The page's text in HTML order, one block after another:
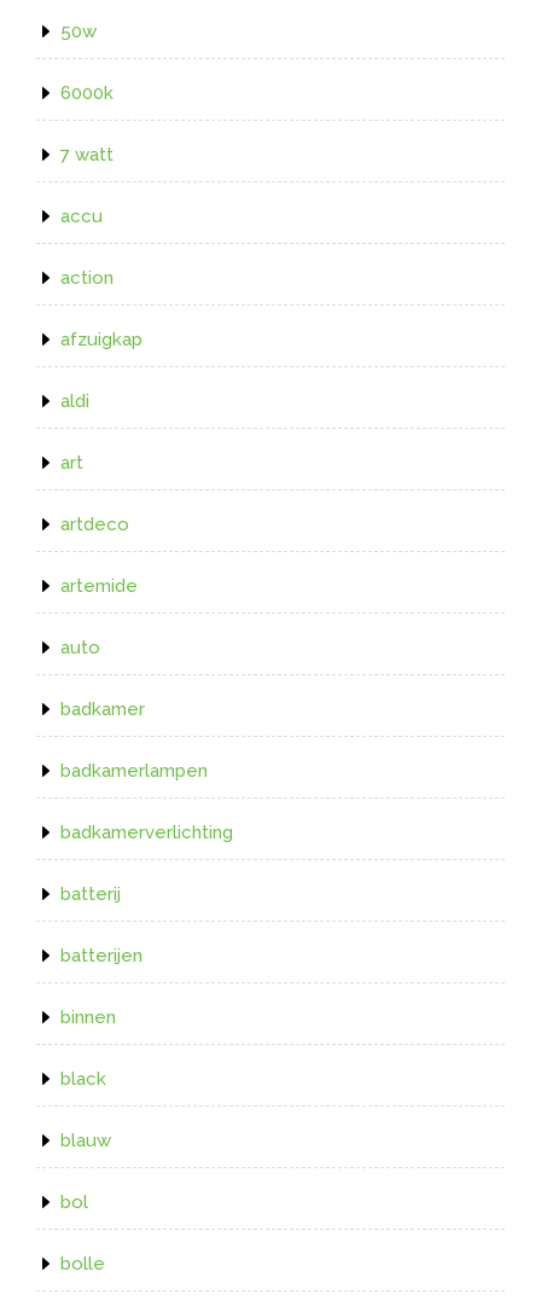
50w
6000k
7 watt
accu
action
afzuigkap
aldi
art
artdeco
artemide
auto
badkamer
badkamerlampen
badkamerverlichting
batterij
batterijen
binnen
black
blauw
bol
bolle